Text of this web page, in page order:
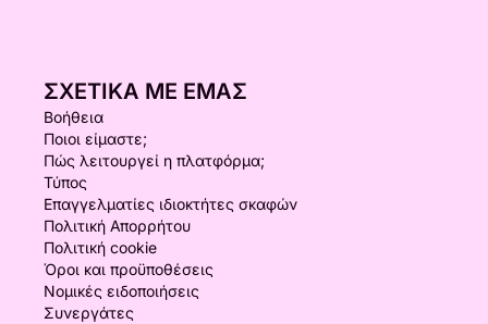
ΣΧΕΤΙΚΆ ΜΕ ΕΜΆΣ
Βοήθεια
Ποιοι είμαστε;
Πώς λειτουργεί η πλατφόρμα;
Τύπος
Επαγγελματίες ιδιοκτήτες σκαφών
Πολιτική Απορρήτου
Πολιτική cookie
Όροι και προϋποθέσεις
Νομικές ειδοποιήσεις
Συνεργάτες